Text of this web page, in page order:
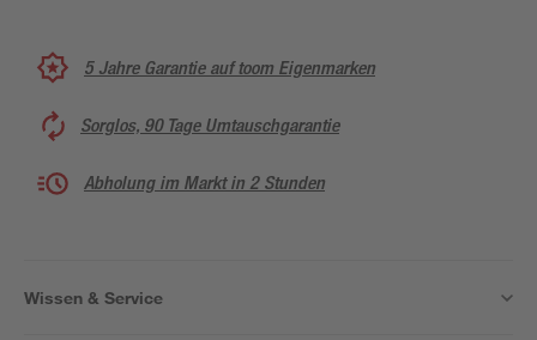
5 Jahre Garantie auf toom Eigenmarken
Sorglos, 90 Tage Umtauschgarantie
Abholung im Markt in 2 Stunden
Wissen & Service